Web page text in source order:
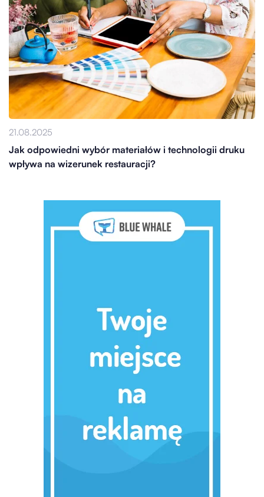
21.08.2025
Jak odpowiedni wybór materiałów i technologii druku
wpływa na wizerunek restauracji?